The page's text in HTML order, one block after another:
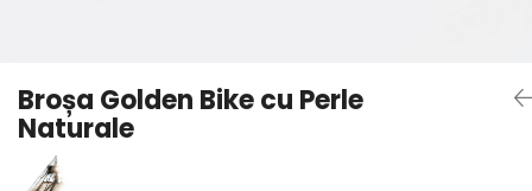
Pandantive cu Perle
Brose cu Perle
Broșa Golden Bike cu Perle
Naturale